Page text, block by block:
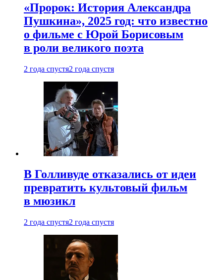
«Пророк: История Александра
Пушкина», 2025 год: что известно
о фильме с Юрой Борисовым
в роли великого поэта
2 года спустя2 года спустя
В Голливуде отказались от идеи
превратить культовый фильм
в мюзикл
2 года спустя2 года спустя